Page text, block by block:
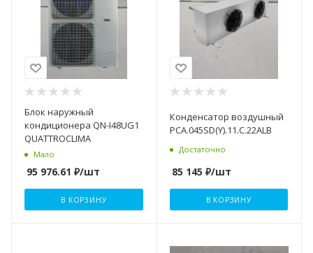
Блок наружный
кондиционера QN-I48UG1
QUATTROCLIMA
Мало
95 976.61 ₽/шт
В КОРЗИНУ
Конденсатор воздушный
PCA.045SD(Y).11.C.22ALB
Достаточно
85 145 ₽/шт
В КОРЗИНУ